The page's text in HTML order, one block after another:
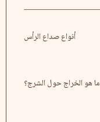
أنواع صداع الرأس
ما هو الخراج حول الشرج؟